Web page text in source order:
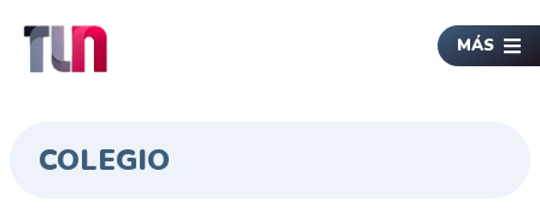
MÁS
COLEGIO